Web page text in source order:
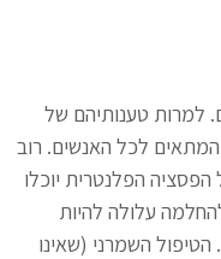
למרות טענותיהם של
המתאים לכל האנשים. רוב
הפלנטרית יוכלו
עלולה להיות
השמרני (שאינו